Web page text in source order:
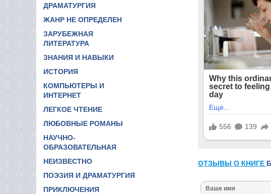
ДРАМАТУРГИЯ
ЖАНР НЕ ОПРЕДЕЛЕН
ЗАРУБЕЖНАЯ
ЛИТЕРАТУРА
ЗНАНИЯ И НАВЫКИ
ИСТОРИЯ
КОМПЬЮТЕРЫ И
ИНТЕРНЕТ
ЛЕГКОЕ ЧТЕНИЕ
ЛЮБОВНЫЕ РОМАНЫ
НАУЧНО-
ОБРАЗОВАТЕЛЬНАЯ
НЕИЗВЕСТНО
ПОЭЗИЯ И ДРАМАТУРГИЯ
ПРИКЛЮЧЕНИЯ
ОТЗЫВЫ О КНИГЕ